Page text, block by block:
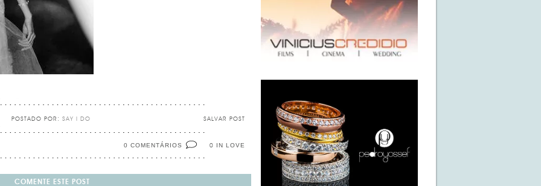
SALVAR POST
POSTADO POR: SAY I DO
0 IN LOVE
0 COMENTÁRIOS
COMENTE ESTE POST